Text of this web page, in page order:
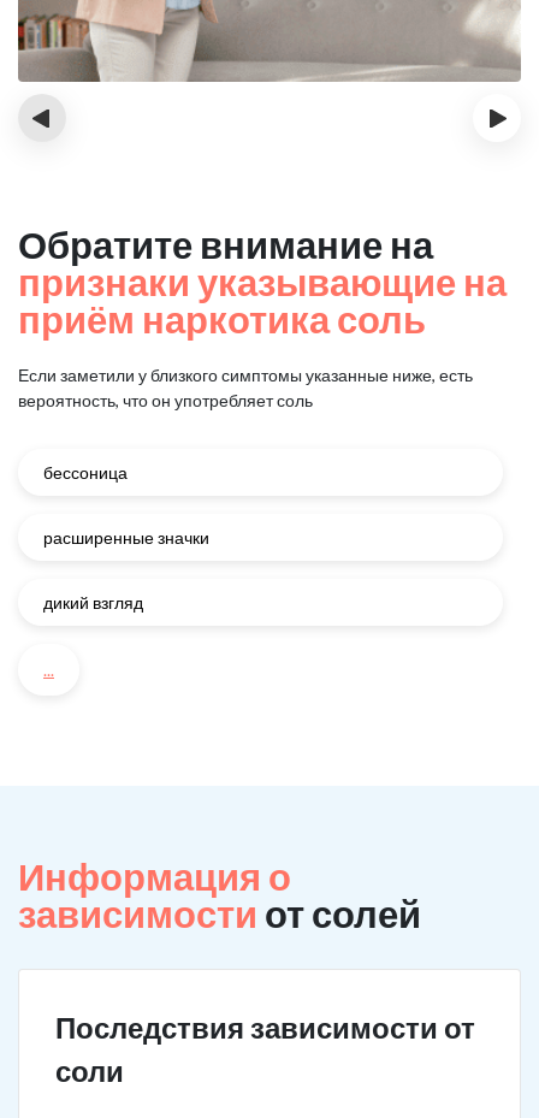
‹ ›
Обратите внимание на
признаки указывающие на
приём наркотика соль
Если заметили у близкого симптомы указанные ниже, есть
вероятность, что он употребляет соль
бессоница
расширенные значки
дикий взгляд
...
Информация о
зависимости от солей
Последствия зависимости от
соли